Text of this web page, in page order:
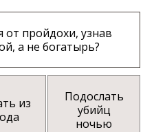
от пройдохи, узнав
а не богатырь?
из
Подослать
убийц
ночью